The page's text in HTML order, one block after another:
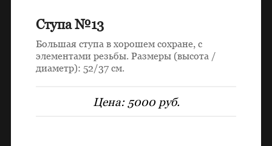
Ступа №13
Большая ступа в хорошем сохране, с
элементами резьбы. Размеры (высота /
диаметр): 52/37 см.
Цена: 5000 руб.